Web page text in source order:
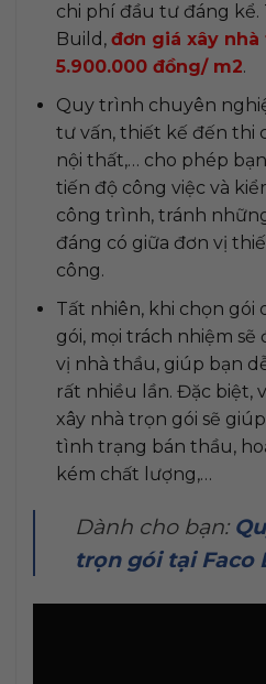
chi phí đầu tư đáng kể.
Build, đơn giá xây
5.900.000 đồng/ m2.
Quy trình chuyên
tư vấn, thiết kế đến thi
nội thất,… cho phép
tiến độ công việc và
công trình, tránh
đáng có giữa đơn vị
công.
Tất nhiên, khi chọn gói
gói, mọi trách nhiệm
vị nhà thầu, giúp bạn
rất nhiều lần. Đặc biệt,
xây nhà trọn gói sẽ
tình trạng bán thầu,
kém chất lượng,…
Dành cho bạn:
trọn gói tại Faco